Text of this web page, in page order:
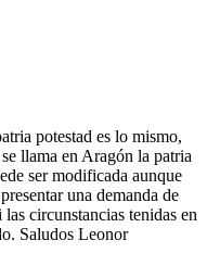
potestad es lo mismo,
llama en Aragón la patria
ser modificada aunque
una demanda de
circunstancias tenidas en
Saludos Leonor